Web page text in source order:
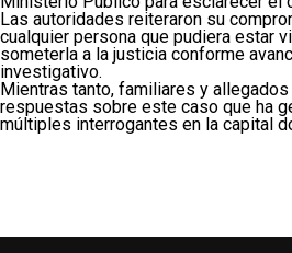
Las autoridades reiteraron su
cualquier persona que pudiera estar
someterla a la justicia conforme
investigativo.
Mientras tanto, familiares y
respuestas sobre este caso que ha
múltiples interrogantes en la capital